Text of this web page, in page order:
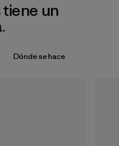
tiene un
Dónde se hace